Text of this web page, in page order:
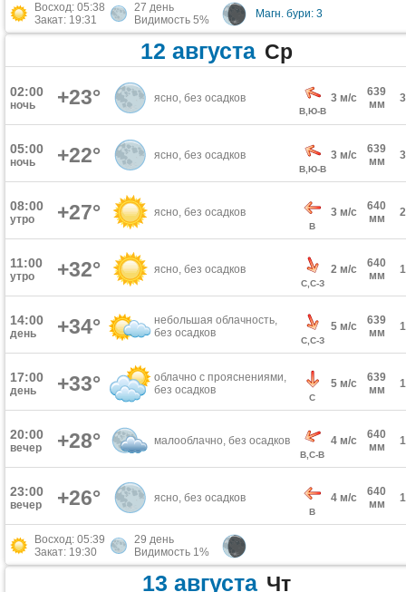
Восход: 05:38
Закат: 19:31
27 день
Видимость 5%
Магн. бури: 3
12 августа Ср
02:00
ночь +23° ясно, без осадков
В,Ю-В
3 м/с
639
мм
05:00
ночь +22° ясно, без осадков
В,Ю-В
3 м/с
639
мм
08:00
утро +27° ясно, без осадков
В
3 м/с
640
мм
11:00
утро +32° ясно, без осадков
С,С-З
2 м/с
640
мм
14:00
день +34°
небольшая облачность,
без осадков
С,С-З
5 м/с
639
мм
17:00
день +33°
облачно с прояснениями,
без осадков
С
5 м/с
639
мм
20:00
вечер +28° малооблачно, без осадков
В,С-В
4 м/с
640
мм
23:00
вечер +26° ясно, без осадков
В
4 м/с
640
мм
Восход: 05:39
Закат: 19:30
29 день
Видимость 1%
13 августа Чт